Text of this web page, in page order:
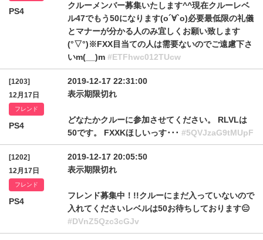
PS4
クルーメンバー募集いたします^^現在クルーレベ
ル47でもう50になります(о´∀`о)必要最低限の礼儀
とマナーが分かる人のみ宜しくお願い致します
(°▽°)※FXX目当ての人は需要ないのでご遠慮下さ
いm(__)m #ETFhwc012TUcw
[1203]
12月17日
フレンド
PS4
2019-12-17 22:31:00
表示期限切れ
どなたかクルーに参加させてください。 RLVLは
50です。 FXXKほしいっす･･･ #5QVJzaG9tMUpF
[1202]
12月17日
フレンド
PS4
2019-12-17 20:05:50
表示期限切れ
フレンド募集中！!!クルーにまだ入っていないので
入れてくださいレベルは50お待ちしております😑
#DVnZ5Qzc3cGJv